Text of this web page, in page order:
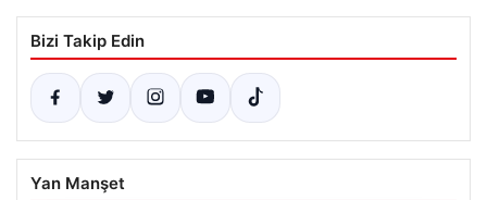
Bizi Takip Edin
Yan Manşet